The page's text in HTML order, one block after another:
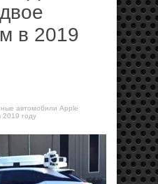
в 2019
автомобили Apple
2019 году